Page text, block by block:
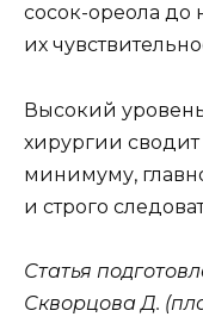
сосок-ореола до
их
Высокий
хирургии
минимуму,
и строго
Статья
Скворцова Д. (